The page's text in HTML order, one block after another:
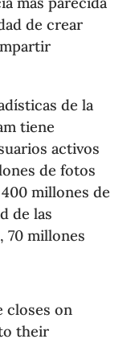
de crear
de la
tiene
activos
de fotos
millones de
de las
70 millones
closes on
their